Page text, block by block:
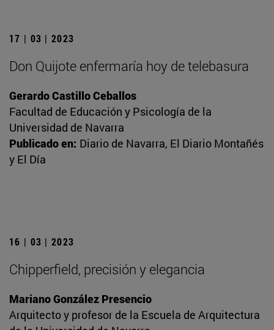
17 | 03 | 2023
Don Quijote enfermaría hoy de telebasura
Gerardo Castillo Ceballos
Facultad de Educación y Psicología de la
Universidad de Navarra
Publicado en: Diario de Navarra, El Diario Montañés
y El Día
16 | 03 | 2023
Chipperfield, precisión y elegancia
Mariano González Presencio
Arquitecto y profesor de la Escuela de Arquitectura